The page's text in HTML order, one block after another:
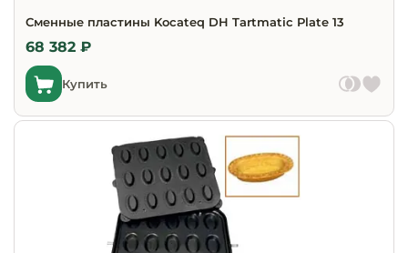
Сменные пластины Kocateq DH Tartmatic Plate 13
68 382 ₽
Купить